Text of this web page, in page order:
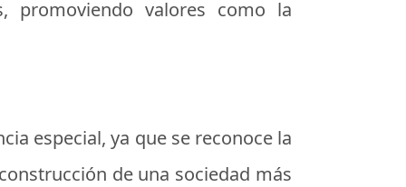
promoviendo valores como la
especial, ya que se reconoce la
de una sociedad más